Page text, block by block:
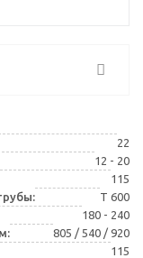
22
12 - 20
115
Т 600
180 - 240
805 / 540 / 920
115